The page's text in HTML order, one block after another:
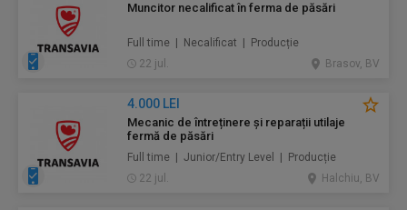
Muncitor necalificat în ferma de păsări
Full time | Necalificat | Producție
22 jul.
Brasov, BV
4.000 LEI
Mecanic de întreținere și reparații utilaje
fermă de păsări
Full time | Junior/Entry Level | Producție
22 jul.
Halchiu, BV